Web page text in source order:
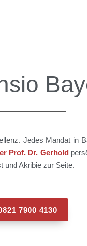
Jedes Mandat in
Prof. Dr. Gerhold
und Akribie zur Seite.
7900 4130